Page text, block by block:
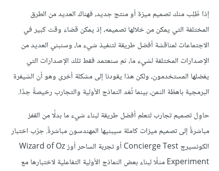
إذا طُلِب منك تصميم ميزة أو منتج جديد، فهناك العديد من الطرق
المختلفة التي يمكن من خلالها تصميمه، إذ يمكن قضاء وقت كبير في
الاجتماعات لمناقشة أفضل طريقة لتنفيذ شيء ما، وسنبني العديد من
الإصدارات المختلفة لشيء ما، ثم سنعتمد فقط تلك الإصدارات التي
يفضلها المستخدمون، ولكن هذا يقودنا إلى مشكلة أخرى وهو أن الشيفرة
البرمجية باهظة الثمن، بينما تُعَد النماذج الأولية والتجارب رخيصةً جدًا.
حاوِل تصميم تجارب لتعلم أفضل طريقة لبناء شيء ما بدلًا من القفز
مباشرةً إلى تصميم ميزات كاملة سيبنيها المهندسون مباشرةً. جرّب اختبار
الكونسيرج Concierge Test أو تجربة الساحر أوز Wizard of Oz
Experiment مثلًا لبناء بعض النماذج الأولية التفاعلية لاختبارها مع